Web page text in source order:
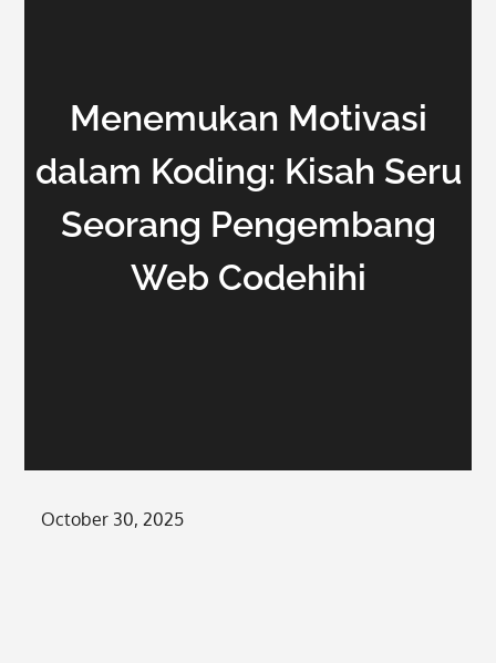
Menemukan Motivasi
dalam Koding: Kisah Seru
Seorang Pengembang
Web Codehihi
Posted
October 30, 2025